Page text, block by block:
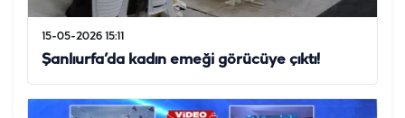
15-05-2026 15:11
Şanlıurfa’da kadın emeği görücüye çıktı!